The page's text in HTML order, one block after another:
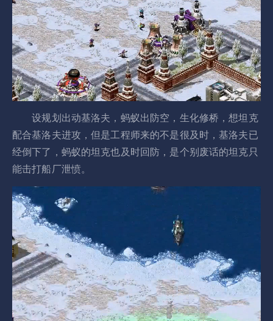
设规划出动基洛夫，蚂蚁出防空，生化修桥，想坦克
配合基洛夫进攻，但是工程师来的不是很及时，基洛夫已
经倒下了，蚂蚁的坦克也及时回防，是个别废话的坦克只
能击打船厂泄愤。